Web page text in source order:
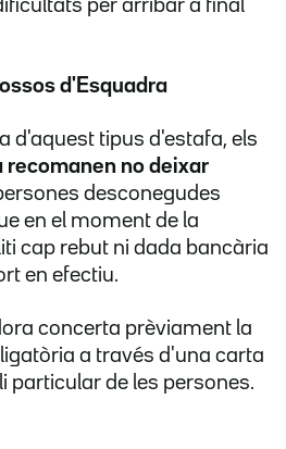
per arribar a final
d'Esquadra
d'aquest tipus d'estafa, els
recomanen no deixar
desconegudes
en el moment de la
cap rebut ni dada bancària
en efectiu.
concerta prèviament la
a través d'una carta
particular de les persones.